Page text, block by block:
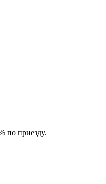
по приезду.